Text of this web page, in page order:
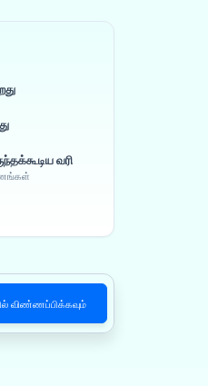
வரி
விண்ணப்பிக்கவும்